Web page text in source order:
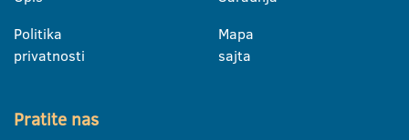
Politika
privatnosti
Mapa
sajta
Pratite nas